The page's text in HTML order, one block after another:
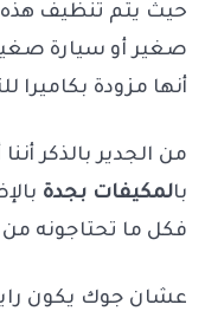
حيث يتم تنظيف هذه
صغير أو سيارة
أنها مزودة
من الجدير بالذكر
بالمكيفات بجدة
فكل ما تحتاجونه
عشان جوك يكون